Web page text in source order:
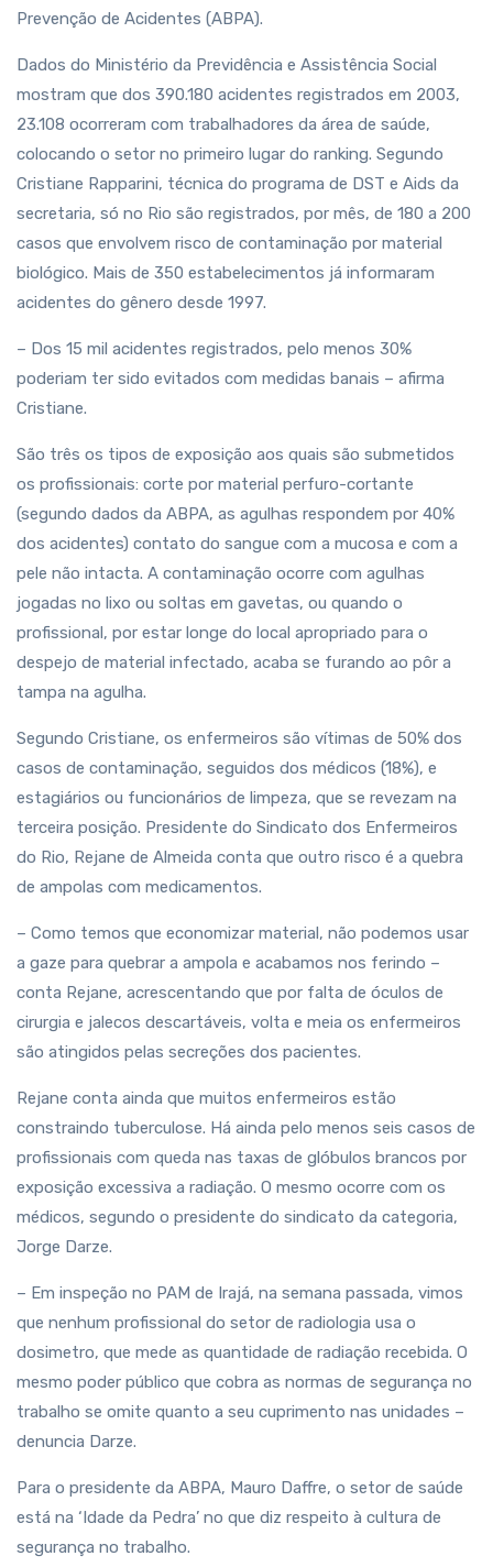
Prevenção de Acidentes (ABPA).
Dados do Ministério da Previdência e Assistência Social
mostram que dos 390.180 acidentes registrados em 2003,
23.108 ocorreram com trabalhadores da área de saúde,
colocando o setor no primeiro lugar do ranking. Segundo
Cristiane Rapparini, técnica do programa de DST e Aids da
secretaria, só no Rio são registrados, por mês, de 180 a 200
casos que envolvem risco de contaminação por material
biológico. Mais de 350 estabelecimentos já informaram
acidentes do gênero desde 1997.
– Dos 15 mil acidentes registrados, pelo menos 30%
poderiam ter sido evitados com medidas banais – afirma
Cristiane.
São três os tipos de exposição aos quais são submetidos
os profissionais: corte por material perfuro-cortante
(segundo dados da ABPA, as agulhas respondem por 40%
dos acidentes) contato do sangue com a mucosa e com a
pele não intacta. A contaminação ocorre com agulhas
jogadas no lixo ou soltas em gavetas, ou quando o
profissional, por estar longe do local apropriado para o
despejo de material infectado, acaba se furando ao pôr a
tampa na agulha.
Segundo Cristiane, os enfermeiros são vítimas de 50% dos
casos de contaminação, seguidos dos médicos (18%), e
estagiários ou funcionários de limpeza, que se revezam na
terceira posição. Presidente do Sindicato dos Enfermeiros
do Rio, Rejane de Almeida conta que outro risco é a quebra
de ampolas com medicamentos.
– Como temos que economizar material, não podemos usar
a gaze para quebrar a ampola e acabamos nos ferindo –
conta Rejane, acrescentando que por falta de óculos de
cirurgia e jalecos descartáveis, volta e meia os enfermeiros
são atingidos pelas secreções dos pacientes.
Rejane conta ainda que muitos enfermeiros estão
constraindo tuberculose. Há ainda pelo menos seis casos de
profissionais com queda nas taxas de glóbulos brancos por
exposição excessiva a radiação. O mesmo ocorre com os
médicos, segundo o presidente do sindicato da categoria,
Jorge Darze.
– Em inspeção no PAM de Irajá, na semana passada, vimos
que nenhum profissional do setor de radiologia usa o
dosimetro, que mede as quantidade de radiação recebida. O
mesmo poder público que cobra as normas de segurança no
trabalho se omite quanto a seu cuprimento nas unidades –
denuncia Darze.
Para o presidente da ABPA, Mauro Daffre, o setor de saúde
está na ‘Idade da Pedra’ no que diz respeito à cultura de
segurança no trabalho.